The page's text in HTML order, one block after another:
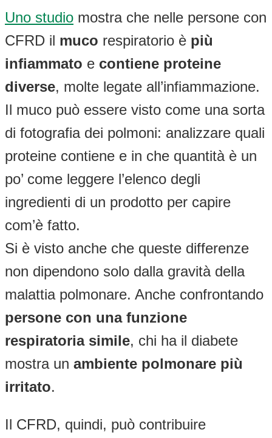
Uno studio mostra che nelle persone con
CFRD il muco respiratorio è più
infiammato e contiene proteine
diverse, molte legate all’infiammazione.
Il muco può essere visto come una sorta
di fotografia dei polmoni: analizzare quali
proteine contiene e in che quantità è un
po’ come leggere l’elenco degli
ingredienti di un prodotto per capire
com’è fatto.
Si è visto anche che queste differenze
non dipendono solo dalla gravità della
malattia polmonare. Anche confrontando
persone con una funzione
respiratoria simile, chi ha il diabete
mostra un ambiente polmonare più
irritato.
Il CFRD, quindi, può contribuire